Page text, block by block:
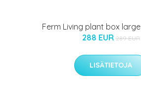
Ferm Living plant box
288 EUR 289 EUR
LISÄTIETOJA